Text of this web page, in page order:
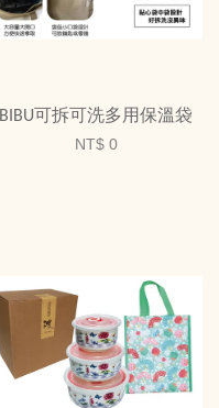
BIBU可拆可洗多用保溫袋
NT$ 0